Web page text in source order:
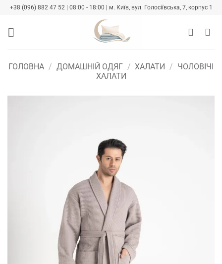
Skip
content
+38 (096) 882 47 52 | 08:00 - 18:00 | м. Київ, вул. Голосіївська, 7, корпус 1
ГОЛОВНА / ДОМАШНІЙ ОДЯГ / ХАЛАТИ / ЧОЛОВІЧІ
ХАЛАТИ